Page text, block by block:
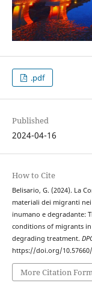
.pdf
Published
2024-04-16
How to Cite
Belisario, G. (2024). La
materiali dei migranti
inumano e degradante:
conditions of migrants
degrading treatment.
https://doi.org/10.57660/
More Citation